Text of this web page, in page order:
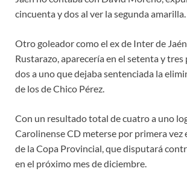
cincuenta y dos al ver la segunda amarilla.
Otro goleador como el ex de Inter de
Rustarazo, aparecería en el setenta y tres
dos a uno que dejaba sentenciada la
de los de Chico Pérez.
Con un resultado total de cuatro a uno
Carolinense CD meterse por primera vez
de la Copa Provincial, que disputará
en el próximo mes de diciembre.